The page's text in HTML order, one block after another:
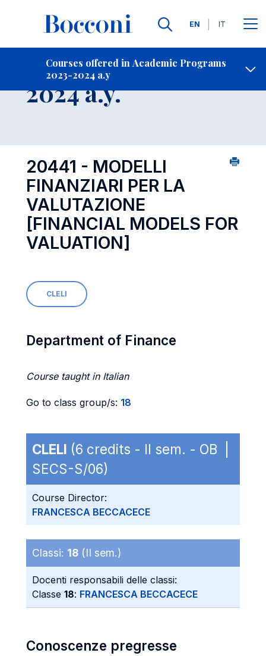
Languages
EN IT
Courses offered in Academic Programs
2023-2024 a.y
Contact Us
Course 2023-
2024 a.y.
20441 - MODELLI
FINANZIARI PER LA
VALUTAZIONE
[FINANCIAL MODELS FOR
VALUATION]
CLELI
Department of Finance
Course taught in Italian
Go to class group/s: 18
CLELI (6 credits - II sem. - OB |
SECS-S/06)
Course Director:
FRANCESCA BECCACECE
Classi: 18 (II sem.)
Docenti responsabili delle classi:
Classe 18: FRANCESCA BECCACECE
Conoscenze pregresse